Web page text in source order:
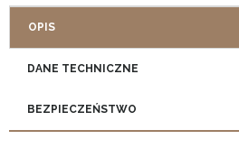
OPIS
DANE TECHNICZNE
BEZPIECZEŃSTWO